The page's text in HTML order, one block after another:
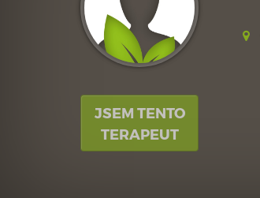
JSEM TENTO
TERAPEUT